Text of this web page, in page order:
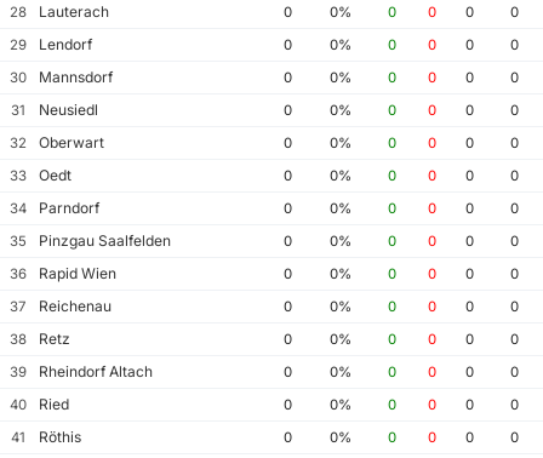
28
Lauterach 0 0% 0 0 0
0
29
Lendorf 0 0% 0 0 0
0
30
Mannsdorf 0 0% 0 0 0
0
31
Neusiedl 0 0% 0 0 0
0
32
Oberwart 0 0% 0 0 0
0
33
Oedt 0 0% 0 0 0
0
34
Parndorf 0 0% 0 0 0
0
35
Pinzgau Saalfelden 0 0% 0 0 0
0
36
Rapid Wien 0 0% 0 0 0
0
37
Reichenau 0 0% 0 0 0
0
38
Retz 0 0% 0 0 0
0
39
Rheindorf Altach 0 0% 0 0 0
0
40
Ried 0 0% 0 0 0
0
41
Röthis 0 0% 0 0 0
0